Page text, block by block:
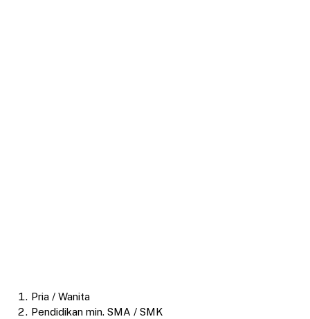
Pria / Wanita
Pendidikan min. SMA / SMK